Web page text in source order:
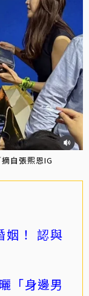
自張熙恩IG
姻！ 認與
「身邊男